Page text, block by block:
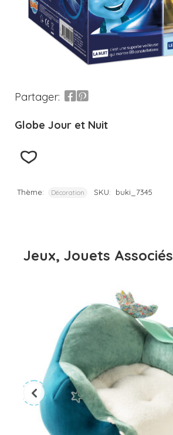
Partager:
Globe Jour et Nuit
Thème: Décoration SKU: buki_7345
Jeux, Jouets Associés